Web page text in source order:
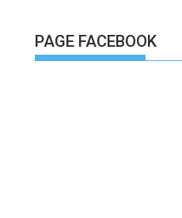
PAGE FACEBOOK